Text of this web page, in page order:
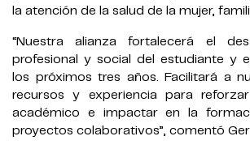
la atención de la salud de la mujer,
“Nuestra alianza fortalecerá el
profesional y social del estudiante y
los próximos tres años. Facilitará a
recursos y experiencia para
académico e impactar en la
proyectos colaborativos”, comentó